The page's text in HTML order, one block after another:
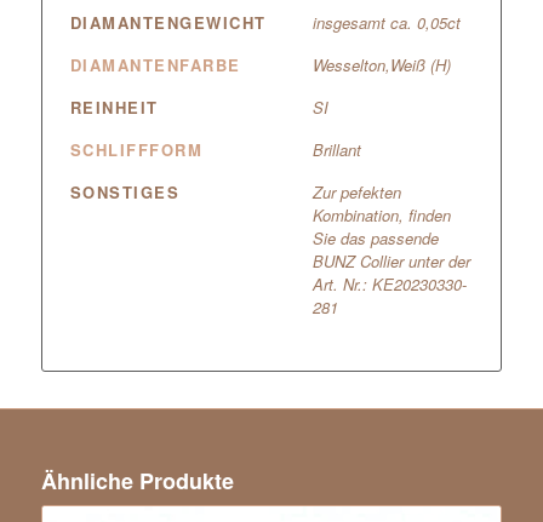
DIAMANTENGEWICHT
insgesamt ca. 0,05ct
DIAMANTENFARBE
Wesselton,Weiß (H)
REINHEIT
SI
SCHLIFFFORM
Brillant
SONSTIGES
Zur pefekten
Kombination, finden
Sie das passende
BUNZ Collier unter der
Art. Nr.: KE20230330-
281
Ähnliche Produkte